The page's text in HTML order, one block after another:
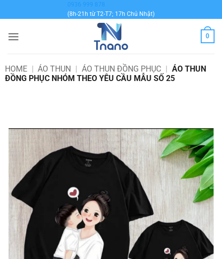
qua
dung
0936 999 878
(8h-21h từ T2-T7; 17h Chủ Nhật)
0
HOME | ÁO THUN | ÁO THUN ĐỒNG PHỤC | ÁO THUN
ĐỒNG PHỤC NHÓM THEO YÊU CẦU MẪU SỐ 25